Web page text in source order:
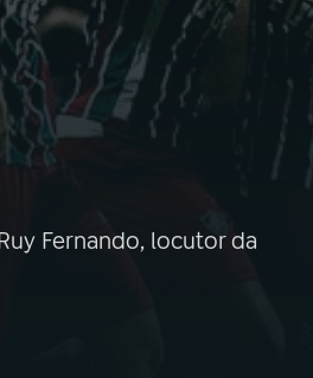
Fernando, locutor da